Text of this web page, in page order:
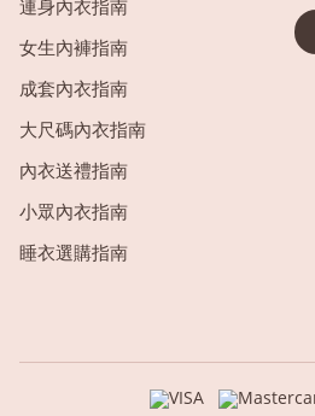
連身內衣指南
女生內褲指南
成套內衣指南
大尺碼內衣指南
內衣送禮指南
小眾內衣指南
睡衣選購指南